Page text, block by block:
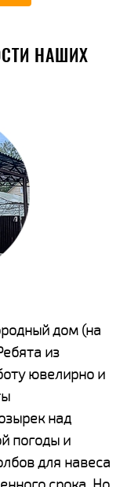
НАШИХ
дом (на
из
ювелирно и
над
погоды и
для навеса